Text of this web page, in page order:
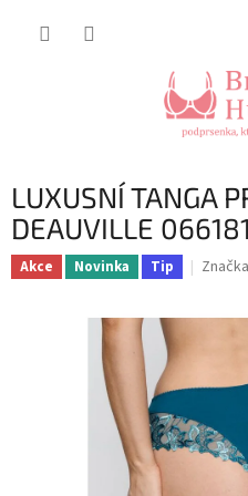
LUXUSNÍ TANGA
DEAUVILLE
Akce Novinka Tip